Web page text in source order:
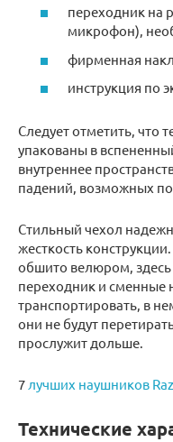
переходник на
микрофон),
фирменная
инструкция по
Следует отметить, что
упакованы в
внутреннее
падений, возможных
Стильный чехол
жесткость
обшито велюром,
переходник и сменные
транспортировать, в
они не будут
прослужит дольше.
7 лучших наушников
Технические